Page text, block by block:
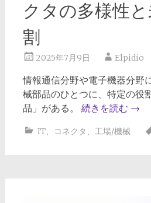
クタの多様性
割
2025年7月9日 Elpidio
情報通信分野や電子機器分野
械部品のひとつに、特定の役
品」がある。 続きを読む →
IT、 コネクタ 、 工場/機械